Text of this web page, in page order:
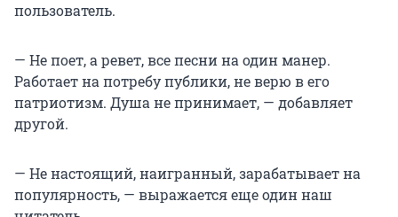
пользователь.
— Не поет, а ревет, все песни на один манер.
Работает на потребу публики, не верю в его
патриотизм. Душа не принимает, — добавляет
другой.
— Не настоящий, наигранный, зарабатывает на
популярность, — выражается еще один наш